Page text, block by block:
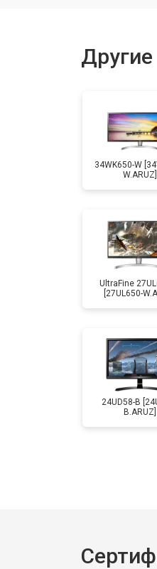
34WK650-W
W.ARUZ]
UltraFine
[27UL650-
24UD58-B
B.ARUZ]